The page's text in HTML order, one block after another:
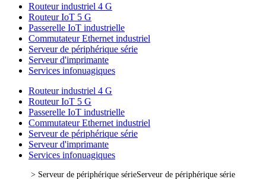
Routeur industriel 4 G
Routeur IoT 5 G
Passerelle IoT industrielle
Commutateur Ethernet industriel
Serveur de périphérique série
Serveur d'imprimante
Services infonuagiques
Routeur industriel 4 G
Routeur IoT 5 G
Passerelle IoT industrielle
Commutateur Ethernet industriel
Serveur de périphérique série
Serveur d'imprimante
Services infonuagiques
> Serveur de périphérique sérieServeur de périphérique série